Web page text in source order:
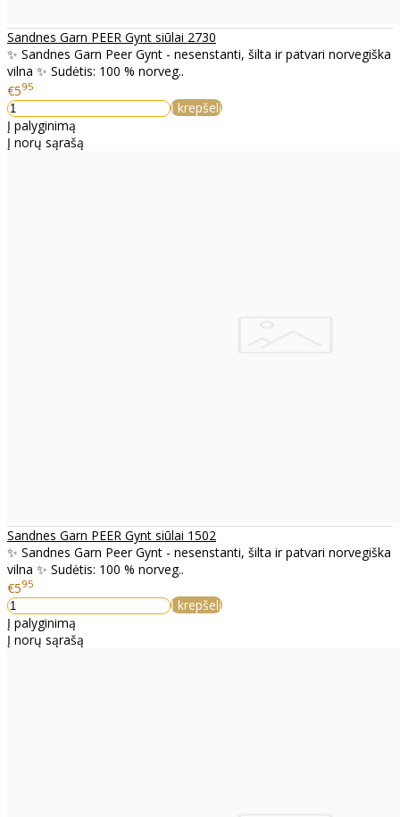
Sandnes Garn PEER Gynt siūlai 2730
✨ Sandnes Garn Peer Gynt - nesenstanti, šilta ir patvari norvegiška
vilna ✨ Sudėtis: 100 % norveg..
€595
Į krepšelį
Į palyginimą
Į norų sąrašą
Sandnes Garn PEER Gynt siūlai 1502
✨ Sandnes Garn Peer Gynt - nesenstanti, šilta ir patvari norvegiška
vilna ✨ Sudėtis: 100 % norveg..
€595
Į krepšelį
Į palyginimą
Į norų sąrašą